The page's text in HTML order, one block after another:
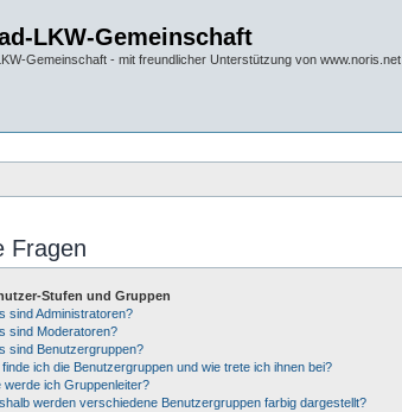
LKW-Gemeinschaft
Gemeinschaft - mit freundlicher Unterstützung von www.noris.net
Fragen
Stufen und Gruppen
sind Administratoren?
sind Moderatoren?
sind Benutzergruppen?
finde ich die Benutzergruppen und wie trete ich ihnen bei?
werde ich Gruppenleiter?
werden verschiedene Benutzergruppen farbig dargestellt?